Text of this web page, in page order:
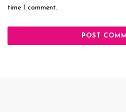
time I comment.